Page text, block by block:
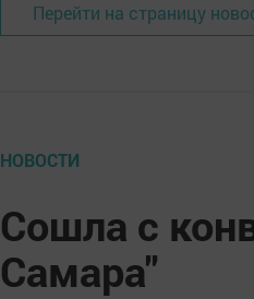
Перейти на страницу
НОВОСТИ
Сошла с
Самара"